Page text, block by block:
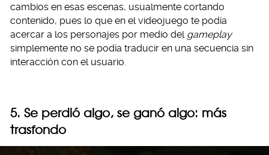
cambios en esas escenas, usualmente cortando
contenido, pues lo que en el videojuego te podía
acercar a los personajes por medio del gameplay
simplemente no se podía traducir en una secuencia sin
interacción con el usuario.
5. Se perdió algo, se ganó algo: más
trasfondo